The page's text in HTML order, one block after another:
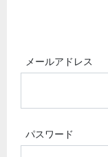
メールアドレス
パスワード